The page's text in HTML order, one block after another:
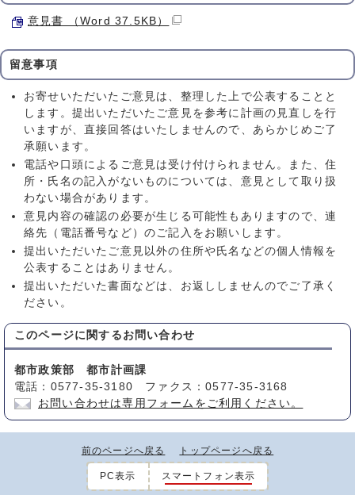
意見書 （Word 37.5KB）
留意事項
お寄せいただいたご意見は、整理した上で公表することと
します。提出いただいたご意見を参考に計画の見直しを行
いますが、直接回答はいたしませんので、あらかじめご了
承願います。
電話や口頭によるご意見は受け付けられません。また、住
所・氏名の記入がないものについては、意見として取り扱
わない場合があります。
意見内容の確認の必要が生じる可能性もありますので、連
絡先（電話番号など）のご記入をお願いします。
提出いただいたご意見以外の住所や氏名などの個人情報を
公表することはありません。
提出いただいた書面などは、お返ししませんのでご了承く
ださい。
このページに関する お問い合わせ
都市政策部 都市計画課
電話：0577-35-3180 ファクス：0577-35-3168
お問い合わせは専用フォームをご利用ください。
前のページへ戻る トップページへ戻る
PC表示 スマートフォン表示